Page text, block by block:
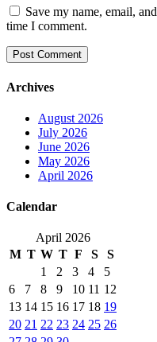
Save my name, email,
time I comment.
Archives
August 2026
July 2026
June 2026
May 2026
April 2026
Calendar
April 2026
M T W T F S
S
1
2 3 4
5
6
7 8 9 10 11 12
13 14 15 16 17 18 19
20 21 22 23 24 25 26